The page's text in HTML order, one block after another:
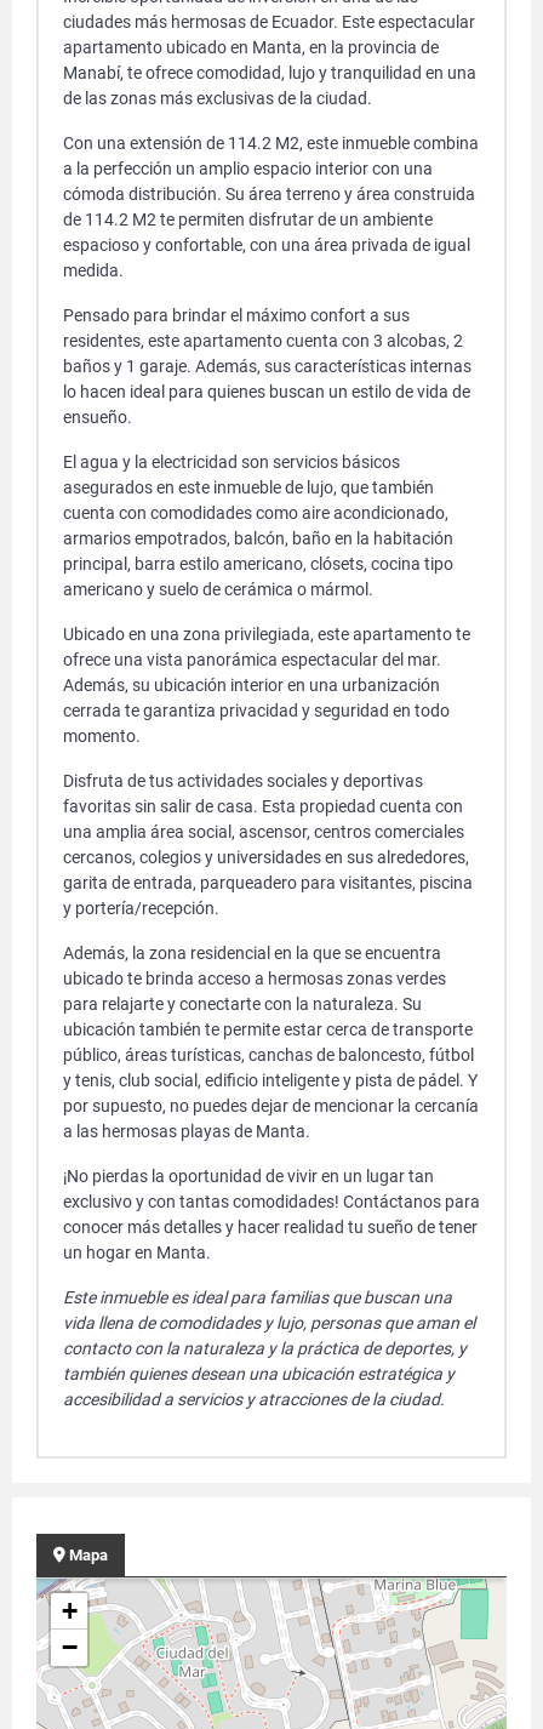
ciudades más hermosas de Ecuador. Este espectacular
apartamento ubicado en Manta, en la provincia de
Manabí, te ofrece comodidad, lujo y tranquilidad en una
de las zonas más exclusivas de la ciudad.
Con una extensión de 114.2 M2, este inmueble combina
a la perfección un amplio espacio interior con una
cómoda distribución. Su área terreno y área construida
de 114.2 M2 te permiten disfrutar de un ambiente
espacioso y confortable, con una área privada de igual
medida.
Pensado para brindar el máximo confort a sus
residentes, este apartamento cuenta con 3 alcobas, 2
baños y 1 garaje. Además, sus características internas
lo hacen ideal para quienes buscan un estilo de vida de
ensueño.
El agua y la electricidad son servicios básicos
asegurados en este inmueble de lujo, que también
cuenta con comodidades como aire acondicionado,
armarios empotrados, balcón, baño en la habitación
principal, barra estilo americano, clósets, cocina tipo
americano y suelo de cerámica o mármol.
Ubicado en una zona privilegiada, este apartamento te
ofrece una vista panorámica espectacular del mar.
Además, su ubicación interior en una urbanización
cerrada te garantiza privacidad y seguridad en todo
momento.
Disfruta de tus actividades sociales y deportivas
favoritas sin salir de casa. Esta propiedad cuenta con
una amplia área social, ascensor, centros comerciales
cercanos, colegios y universidades en sus alrededores,
garita de entrada, parqueadero para visitantes, piscina
y portería/recepción.
Además, la zona residencial en la que se encuentra
ubicado te brinda acceso a hermosas zonas verdes
para relajarte y conectarte con la naturaleza. Su
ubicación también te permite estar cerca de transporte
público, áreas turísticas, canchas de baloncesto, fútbol
y tenis, club social, edificio inteligente y pista de pádel. Y
por supuesto, no puedes dejar de mencionar la cercanía
a las hermosas playas de Manta.
¡No pierdas la oportunidad de vivir en un lugar tan
exclusivo y con tantas comodidades! Contáctanos para
conocer más detalles y hacer realidad tu sueño de tener
un hogar en Manta.
Este inmueble es ideal para familias que buscan una
vida llena de comodidades y lujo, personas que aman el
contacto con la naturaleza y la práctica de deportes, y
también quienes desean una ubicación estratégica y
accesibilidad a servicios y atracciones de la ciudad.
Mapa
+
−